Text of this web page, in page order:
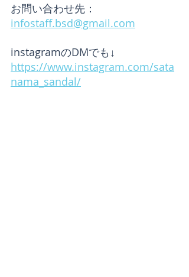
お問い合わせ先：
infostaff.bsd@gmail.com
instagramのDMでも↓
https://www.instagram.com/sata
nama_sandal/